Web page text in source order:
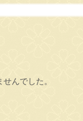
んでした。